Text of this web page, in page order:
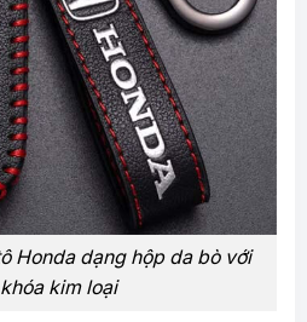
Honda dạng hộp da bò với
kim loại